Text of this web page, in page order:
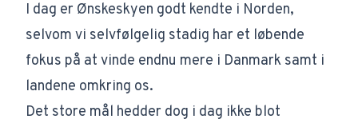
I dag er Ønskeskyen godt kendte i Norden,
selvom vi selvfølgelig stadig har et løbende
fokus på at vinde endnu mere i Danmark samt i
landene omkring os.
Det store mål hedder dog i dag ikke blot